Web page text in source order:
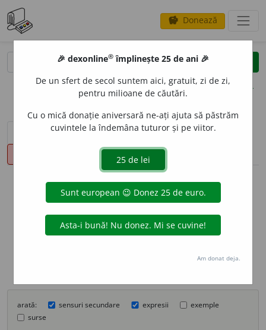
savings Donează
clear
opțiuni
sinteza definițiilor (1) definiții (33)
declinări
info
Aceste definiții sunt compilate de
echipa dexonline. Definițiile
originale se află pe filadefiniții.
Puteți reordona filele pe pagina de
arată: sensuri secundare expresii
exemple
surse
🎉 dexonline® împlinește 25 de ani 🎉
De un sfert de secol suntem aici, gratuit, zi de zi,
pentru milioane de căutări.
Cu o mică donație aniversară ne-ați ajuta să păstrăm
cuvintele la îndemâna tuturor și pe viitor.
Am donat deja.